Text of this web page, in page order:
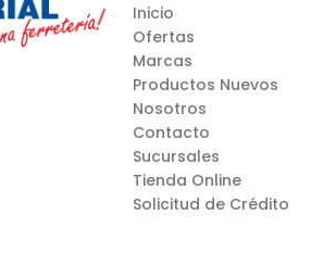
Inicio
Ofertas
Marcas
Productos Nuevos
Nosotros
Contacto
Sucursales
Tienda Online
Solicitud de Crédito